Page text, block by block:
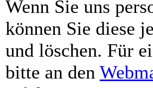
Wenn Sie uns
können Sie diese
und löschen. Für
bitte an den